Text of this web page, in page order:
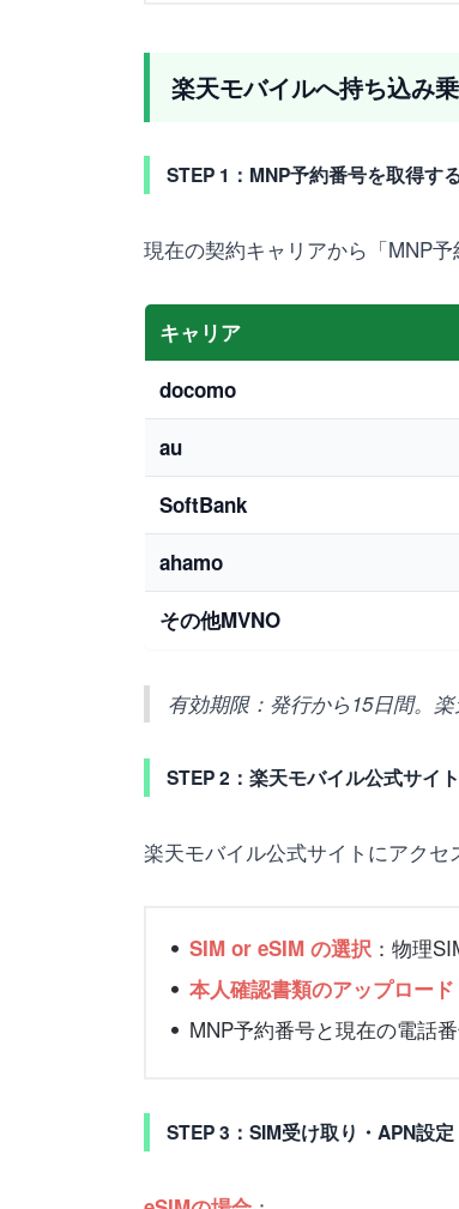
楽天モバイルへ持ち込み
STEP 1：MNP予約番号を取得す
現在の契約キャリアから「MNP
キャリア
docomo
au
SoftBank
ahamo
その他MVNO
有効期限：発行から15日間。
STEP 2：楽天モバイル公式サイ
楽天モバイル公式サイトにアクセ
SIM or eSIM の選択 ：物理
本人確認書類のアップロード
MNP予約番号と現在の電話
STEP 3：SIM受け取り・APN設